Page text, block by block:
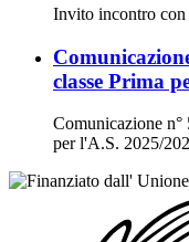
Invito incontro
classe Prima
Comunicazione n°
per l'A.S. 2025/